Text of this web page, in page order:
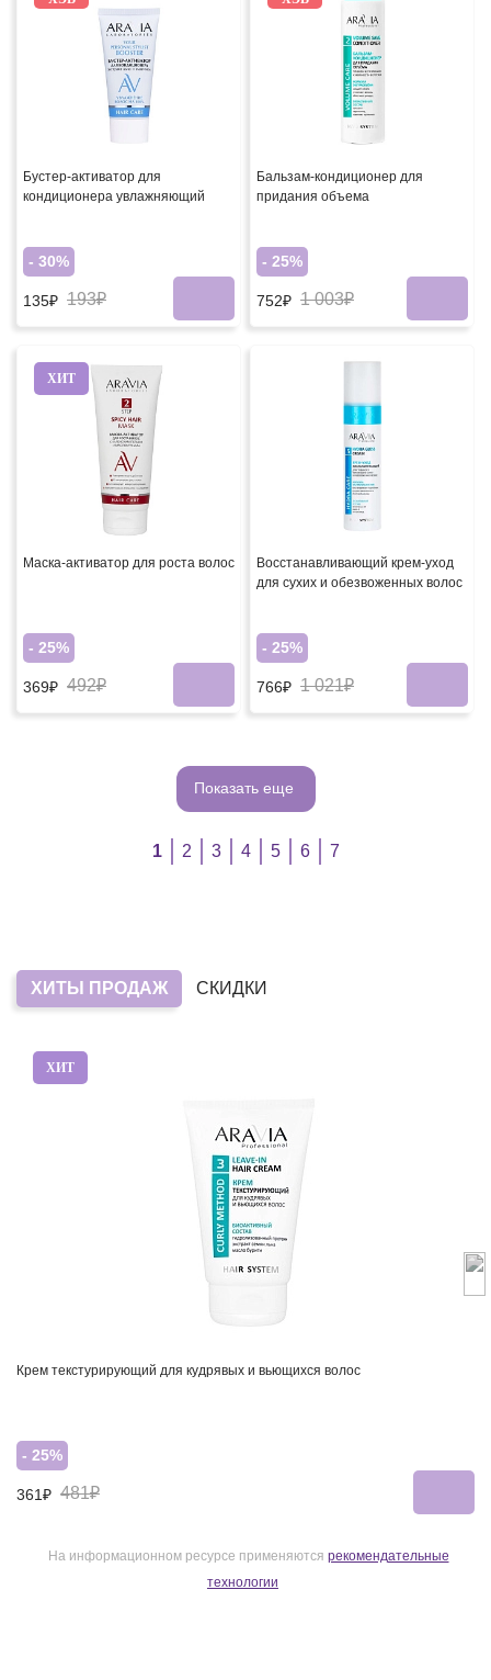
Бустер-активатор для
кондиционера увлажняющий
- 30%
135₽ 193₽
Бальзам-кондиционер для
придания объема
- 25%
752₽ 1 003₽
ХИТ
Маска-активатор для роста волос
- 25%
369₽ 492₽
Восстанавливающий крем-уход
для сухих и обезвоженных волос
- 25%
766₽ 1 021₽
Показать еще
1 2 3 4 5 6 7
ХИТЫ ПРОДАЖ СКИДКИ
ХИТ
Крем текстурирующий для кудрявых и вьющихся волос
- 25%
361₽ 481₽
На информационном ресурсе применяются рекомендательные
технологии